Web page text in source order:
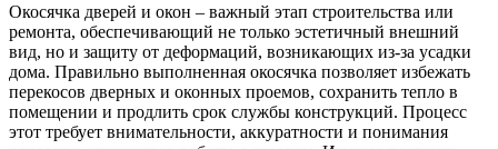
Окосячка дверей и окон – важный этап строительства или
ремонта, обеспечивающий не только эстетичный внешний
вид, но и защиту от деформаций, возникающих из-за усадки
дома. Правильно выполненная окосячка позволяет избежать
перекосов дверных и оконных проемов, сохранить тепло в
помещении и продлить срок службы конструкций. Процесс
этот требует внимательности, аккуратности и понимания